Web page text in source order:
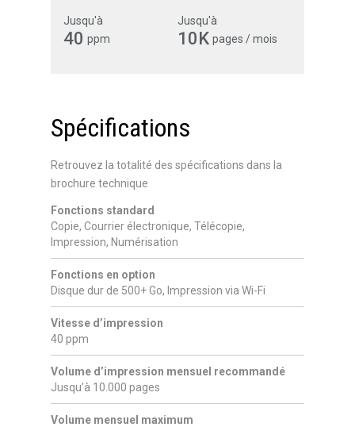
Jusqu'à
40 ppm
Jusqu'à
10K pages / mois
Spécifications
Retrouvez la totalité des spécifications dans la
brochure technique
Fonctions standard
Copie, Courrier électronique, Télécopie,
Impression, Numérisation
Fonctions en option
Disque dur de 500+ Go, Impression via Wi-Fi
Vitesse d’impression
40 ppm
Volume d’impression mensuel recommandé
Jusqu’à 10.000 pages
Volume mensuel maximum